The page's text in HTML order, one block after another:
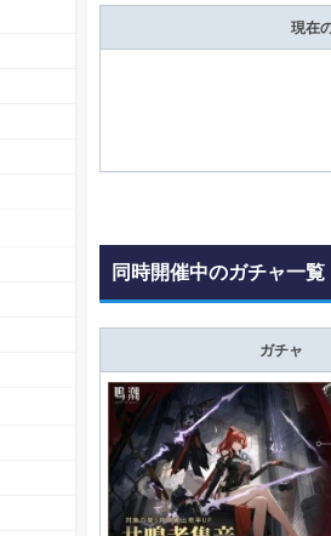
現在
同時開催中のガチャ一覧
ガチャ